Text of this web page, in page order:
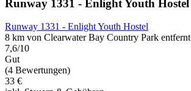
Runway 1331 - Enlight Youth Hostel
Runway 1331 - Enlight Youth Hostel
8 km von Clearwater Bay Country Park entfernt
7,6/10
Gut
(4 Bewertungen)
33 €